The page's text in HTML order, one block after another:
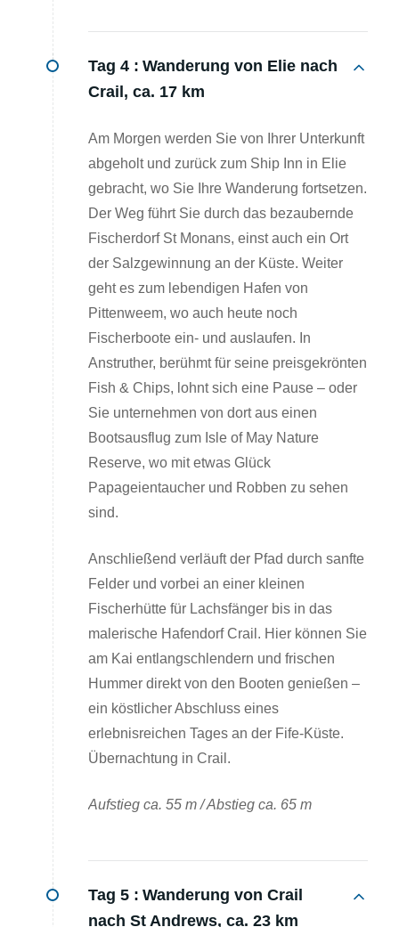
Tag 4 : Wanderung von Elie nach
Crail, ca. 17 km
Am Morgen werden Sie von Ihrer Unterkunft
abgeholt und zurück zum Ship Inn in Elie
gebracht, wo Sie Ihre Wanderung fortsetzen.
Der Weg führt Sie durch das bezaubernde
Fischerdorf St Monans, einst auch ein Ort
der Salzgewinnung an der Küste. Weiter
geht es zum lebendigen Hafen von
Pittenweem, wo auch heute noch
Fischerboote ein- und auslaufen. In
Anstruther, berühmt für seine preisgekrönten
Fish & Chips, lohnt sich eine Pause – oder
Sie unternehmen von dort aus einen
Bootsausflug zum Isle of May Nature
Reserve, wo mit etwas Glück
Papageientaucher und Robben zu sehen
sind.
Anschließend verläuft der Pfad durch sanfte
Felder und vorbei an einer kleinen
Fischerhütte für Lachsfänger bis in das
malerische Hafendorf Crail. Hier können Sie
am Kai entlangschlendern und frischen
Hummer direkt von den Booten genießen –
ein köstlicher Abschluss eines
erlebnisreichen Tages an der Fife-Küste.
Übernachtung in Crail.
Aufstieg ca. 55 m / Abstieg ca. 65 m
Tag 5 : Wanderung von Crail
nach St Andrews, ca. 23 km